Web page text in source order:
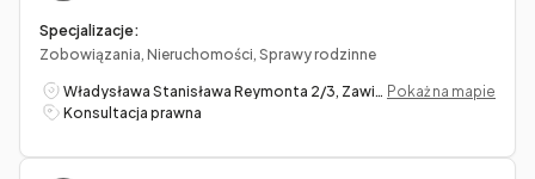
Specjalizacje:
Zobowiązania, Nieruchomości, Sprawy rodzinne
Władysława Stanisława Reymonta 2/3, Zawiercie Pokaż na mapie
Konsultacja prawna